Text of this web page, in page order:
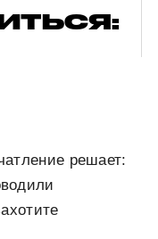
решает: